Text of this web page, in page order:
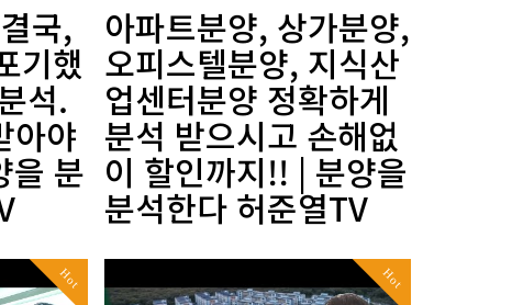
국,
기했
석.
아야
을 분
아파트분양, 상가분양,
오피스텔분양, 지식산
업센터분양 정확하게
분석 받으시고 손해없
이 할인까지!! | 분양을
분석한다 허준열TV
Hot Hot